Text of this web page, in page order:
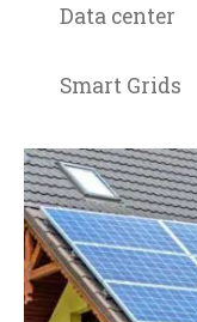
Data center
Smart Grids